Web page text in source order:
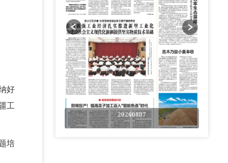
好
工
培
20260807